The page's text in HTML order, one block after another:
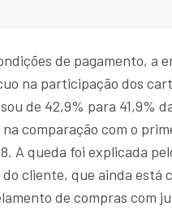
de pagamento, a
na participação dos
de 42,9% para 41,9%
comparação com o
A queda foi explicada
cliente, que ainda está
de compras com